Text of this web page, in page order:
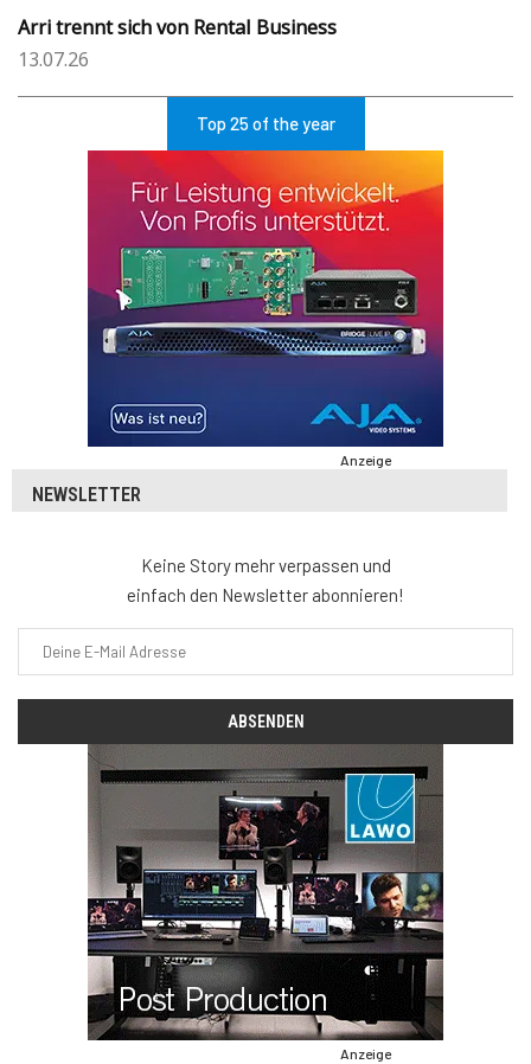
Arri trennt sich von Rental Business
13.07.26
Top 25 of the year
Anzeige
NEWSLETTER
Keine Story mehr verpassen und
einfach den Newsletter abonnieren!
Anzeige